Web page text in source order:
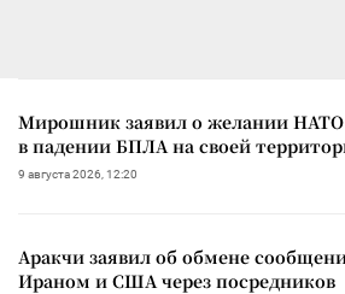
Мирошник заявил о желании
в падении БПЛА на своей
9 августа 2026, 12:20
Аракчи заявил об обмене
Ираном и США через посредников